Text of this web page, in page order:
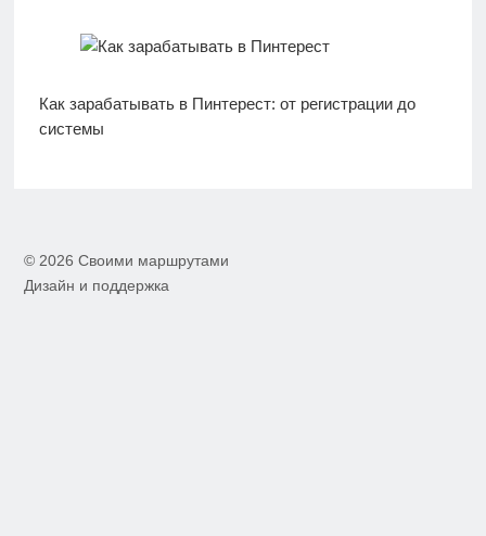
Как зарабатывать в Пинтерест: от регистрации до
системы
© 2026 Своими маршрутами
Дизайн и поддержка